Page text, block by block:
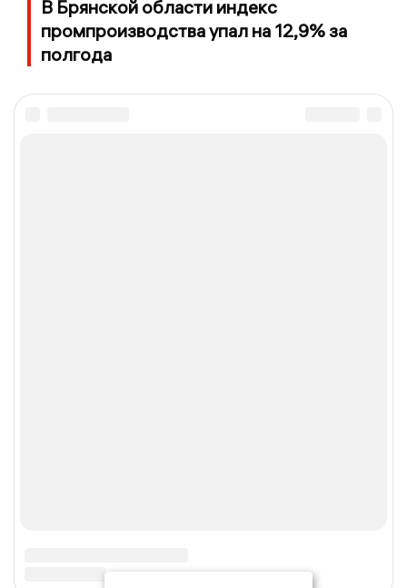
В Брянской области индекс
промпроизводства упал на 12,9% за
полгода